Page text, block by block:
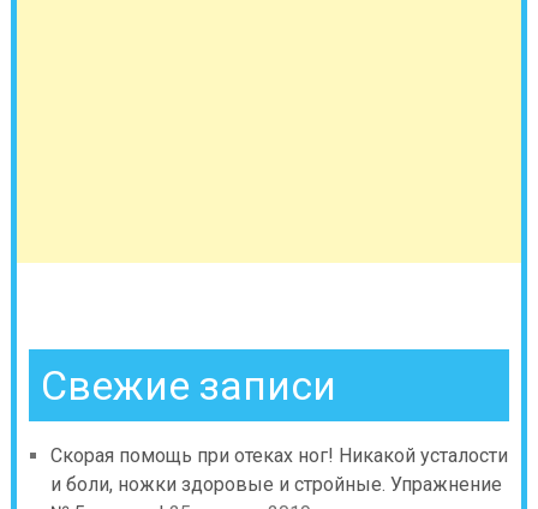
Свежие записи
Скорая помощь при отеках ног! Никакой усталости
и боли, ножки здоровые и стройные. Упражнение